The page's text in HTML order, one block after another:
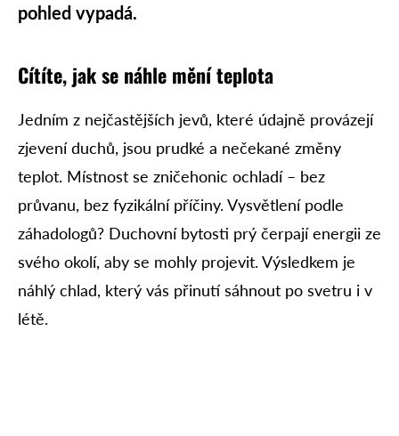
pohled vypadá.
Cítíte, jak se náhle mění teplota
Jedním z nejčastějších jevů, které údajně provázejí
zjevení duchů, jsou prudké a nečekané změny
teplot. Místnost se zničehonic ochladí – bez
průvanu, bez fyzikální příčiny. Vysvětlení podle
záhadologů? Duchovní bytosti prý čerpají energii ze
svého okolí, aby se mohly projevit. Výsledkem je
náhlý chlad, který vás přinutí sáhnout po svetru i v
létě.